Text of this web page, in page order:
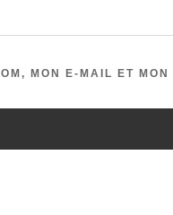
MON E-MAIL ET